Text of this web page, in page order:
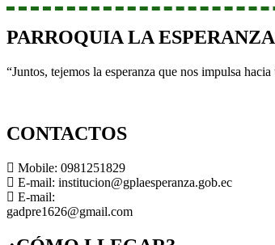
PARROQUIA LA ESPERANZA
“Juntos, tejemos la esperanza que nos impulsa
CONTACTOS
Mobile: 0981251829
E-mail: institucion@gplaesperanza.gob.ec
E-mail:
gadpre1626@gmail.com